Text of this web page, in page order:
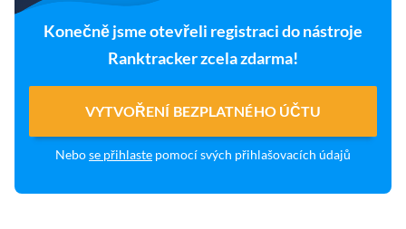
Konečně jsme otevřeli registraci do nástroje
Ranktracker zcela zdarma!
VYTVOŘENÍ BEZPLATNÉHO ÚČTU
Nebose přihlaste pomocí svých přihlašovacích údajů